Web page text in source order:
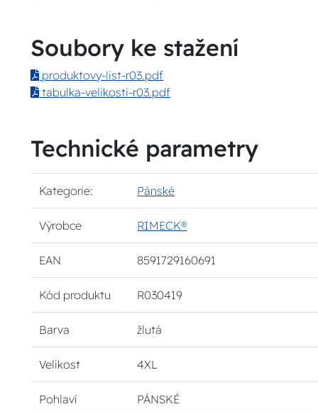
Soubory ke stažení
produktovy-list-r03.pdf
tabulka-velikosti-r03.pdf
Technické parametry
Kategorie: Pánské
Výrobce RIMECK®
EAN 8591729160691
Kód produktu R030419
Barva žlutá
Velikost 4XL
Pohlaví PÁNSKÉ